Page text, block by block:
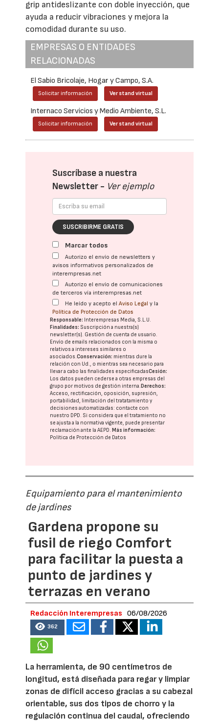
grip antideslizante con doble inyección, que
ayuda a reducir vibraciones y mejora la
comodidad durante su uso.
EMPRESAS O ENTIDADES
RELACIONADAS
El Sabio Bricolaje, Hogar y Campo, S.A.
Solicitar información Ver stand virtual
Internaco Servicios y Medio Ambiente, S.L.
Solicitar información Ver stand virtual
Suscríbase a nuestra
Newsletter - Ver ejemplo
SUSCRIBIRME GRATIS
Marcar todos
Autorizo el envío de newsletters y
avisos informativos personalizados de
interempresas.net
Autorizo el envío de comunicaciones
de terceros vía interempresas.net
He leído y acepto elAviso Legal y la
Política de Protección de Datos
Responsable: Interempresas Media, S.L.U.
Finalidades: Suscripción a nuestra(s)
newsletter(s). Gestión de cuenta de usuario.
Envío de emails relacionados con la misma o
relativos a intereses similares o
asociados.Conservación: mientras dure la
relación con Ud., o mientras sea necesario para
llevar a cabo las finalidades especificadasCesión:
Los datos pueden cederse a otras empresas del
grupo por motivos de gestión interna.Derechos:
Acceso, rectificación, oposición, supresión,
portabilidad, limitación del tratatamiento y
decisiones automatizadas: contacte con
nuestro DPD. Si considera que el tratamiento no
se ajusta a la normativa vigente, puede presentar
reclamación ante laAEPD.Más información:
Política de Protección de Datos
Equipamiento para el mantenimiento
de jardines
Gardena propone su
fusil de riego Comfort
para facilitar la puesta a
punto de jardines y
terrazas en verano
Redacción Interempresas 06/08/2026
362
La herramienta, de 90 centímetros de
longitud, está diseñada para regar y limpiar
zonas de difícil acceso gracias a su cabezal
orientable, sus dos tipos de chorro y la
regulación continua del caudal, ofreciendo